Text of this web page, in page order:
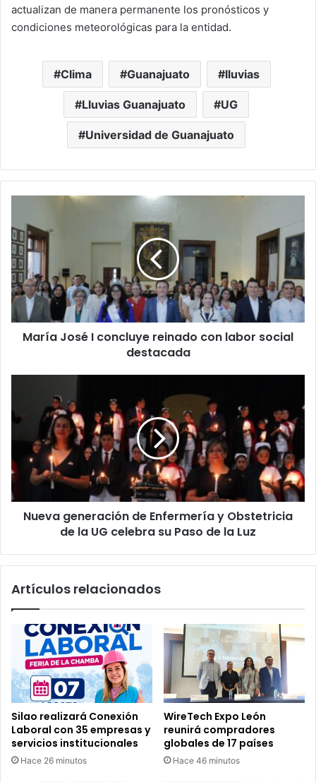
actualizan de manera permanente los pronósticos y
condiciones meteorológicas para la entidad.
Clima Guanajuato lluvias
Lluvias Guanajuato UG
Universidad de Guanajuato
I
concluye
reinado
con
labor
social
destacada
María José I concluye reinado con labor social
destacada
generación
de
Enfermería
Obstetricia
de
la
UG
celebra
Luz
Nueva generación de Enfermería y Obstetricia
de la UG celebra su Paso de la Luz
Artículos relacionados
Silao realizará Conexión
Laboral con 35 empresas y
servicios institucionales
Hace 26 minutos
WireTech Expo León
reunirá compradores
globales de 17 países
Hace 46 minutos